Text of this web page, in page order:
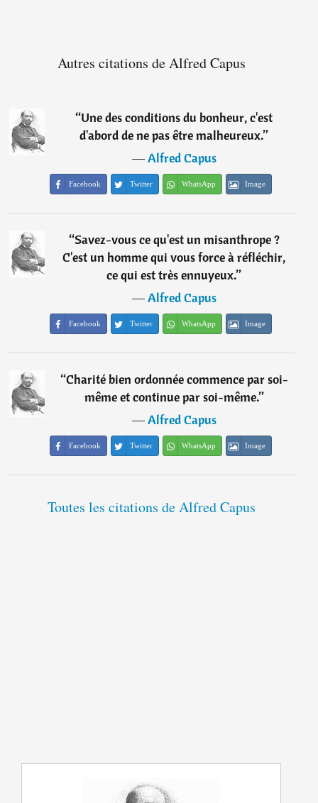
Autres citations de Alfred Capus
“Une des conditions du bonheur, c'est
d'abord de ne pas être malheureux.”
―Alfred Capus
Facebook Twitter WhatsApp Image
“Savez-vous ce qu'est un misanthrope ?
C'est un homme qui vous force à réfléchir,
ce qui est très ennuyeux.”
―Alfred Capus
Facebook Twitter WhatsApp Image
“Charité bien ordonnée commence par soi-
même et continue par soi-même.”
―Alfred Capus
Facebook Twitter WhatsApp Image
Toutes les citations de Alfred Capus